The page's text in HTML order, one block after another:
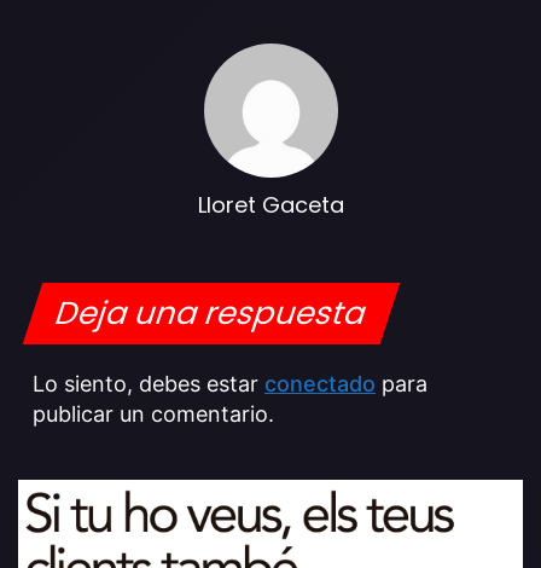
Lloret Gaceta
Deja una respuesta
Lo siento, debes estar conectado para
publicar un comentario.